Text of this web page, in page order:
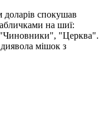
спокушав
на шиї:
"Чиновники", "Церква".
мішок з